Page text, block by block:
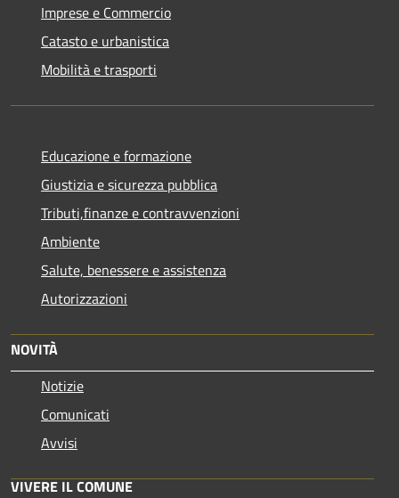
Imprese e Commercio
Catasto e urbanistica
Mobilità e trasporti
Educazione e formazione
Giustizia e sicurezza pubblica
Tributi,finanze e contravvenzioni
Ambiente
Salute, benessere e assistenza
Autorizzazioni
NOVITÀ
Notizie
Comunicati
Avvisi
VIVERE IL COMUNE